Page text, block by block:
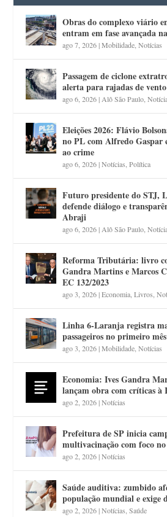
Obras do complexo viário
entram em fase avançada
ago 7, 2026|Mobilidade ,Notícias
Passagem de ciclone
alerta para rajadas de
ago 6, 2026| Alô São Paulo ,
Eleições 2026: Flávio
no PL com Alfredo Gaspar
ao crime
ago 6, 2026|Notícias ,Política
Futuro presidente do STJ,
defende diálogo e
Abraji
ago 6, 2026| Alô São Paulo ,
Reforma Tributária: livro
Gandra Martins e Marcos
EC 132/2023
ago 3, 2026|Economia ,Livros ,
Linha 6-Laranja registra
passageiros no primeiro
ago 3, 2026|Mobilidade ,Notícias
Economia: Ives Gandra
lançam obra com críticas
ago 2, 2026|Notícias
Prefeitura de SP inicia
multivacinação com foco
ago 2, 2026|Notícias
Saúde auditiva: zumbido
população mundial e exige
ago 2, 2026|Notícias ,Saúde